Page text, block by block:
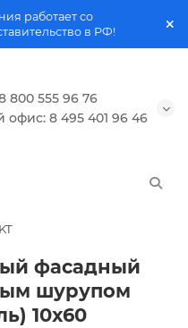
работает со
в РФ!
800 555 96 76
офис: 8 495 401 96 46
фасадный
шурупом
10х60